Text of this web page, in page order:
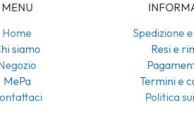
MENU
Home
siamo
MePa
Spedizione
Resi e
Termini e
Politica